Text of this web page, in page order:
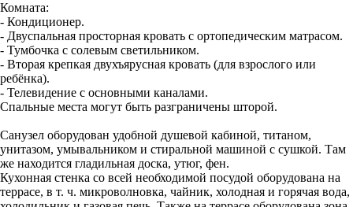
Комната:
- Кондиционер.
- Двуспальная просторная кровать с ортопедическим матрасом.
- Тумбочка с солевым светильником.
- Вторая крепкая двухъярусная кровать (для взрослого или
ребёнка).
- Телевидение с основными каналами.
Спальные места могут быть разграничены шторой.
Санузел оборудован удобной душевой кабиной, титаном,
унитазом, умывальником и стиральной машиной с сушкой. Там
же находится гладильная доска, утюг, фен.
Кухонная стенка со всей необходимой посудой оборудована на
террасе, в т. ч. микроволновка, чайник, холодная и горячая вода,